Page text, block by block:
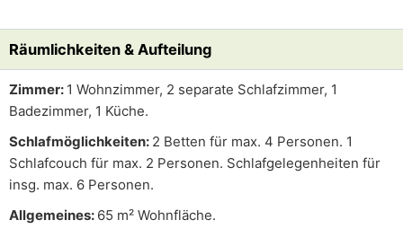
Räumlichkeiten & Aufteilung
Zimmer: 1 Wohnzimmer, 2 separate Schlafzimmer, 1
Badezimmer, 1 Küche.
Schlafmöglichkeiten: 2 Betten für max. 4 Personen. 1
Schlafcouch für max. 2 Personen. Schlafgelegenheiten für
insg. max. 6 Personen.
Allgemeines: 65 m² Wohnfläche.